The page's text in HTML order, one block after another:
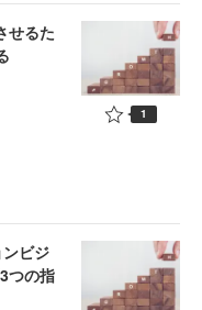
せるた
1
ビジ
つの指